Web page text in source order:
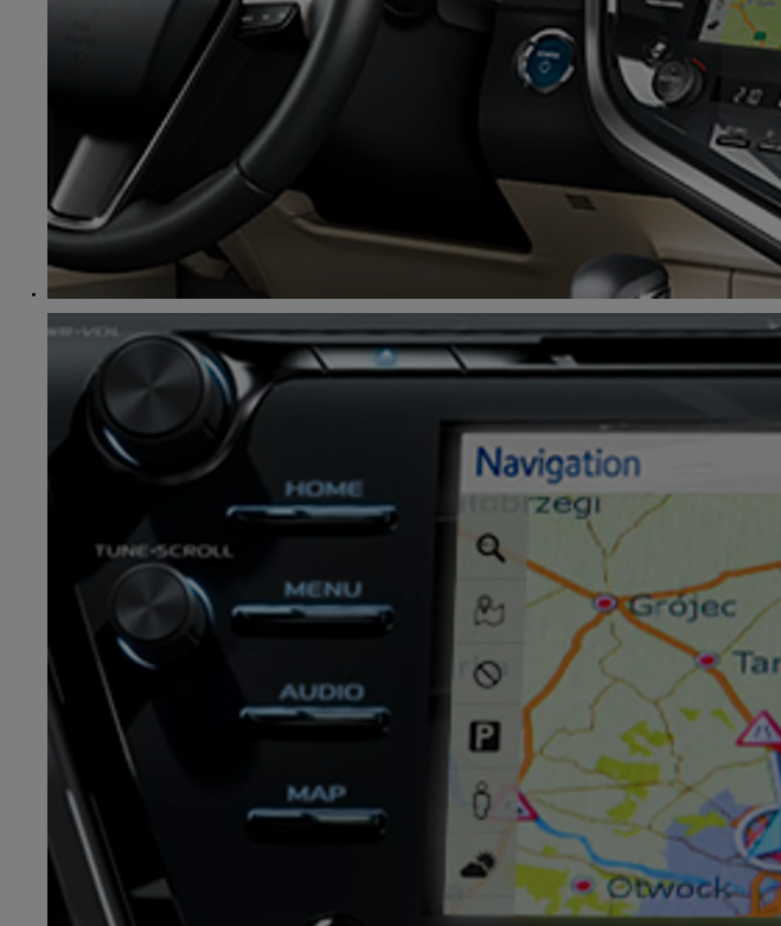
PROACE Max
RÓWNIEŻ ELECTRIC